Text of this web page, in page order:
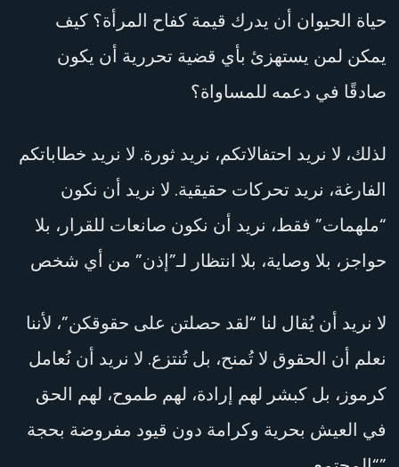
حياة الحيوان أن يدرك قيمة كفاح المرأة؟ كيف
يمكن لمن يستهزئ بأي قضية تحررية أن يكون
صادقًا في دعمه للمساواة؟
لذلك، لا نريد احتفالاتكم، نريد ثورة. لا نريد خطاباتكم
الفارغة، نريد تحركات حقيقية. لا نريد أن نكون
“ملهمات” فقط، نريد أن نكون صانعات للقرار، بلا
حواجز، بلا وصاية، بلا انتظار لـ”إذن” من أي شخص
لا نريد أن يُقال لنا “لقد حصلتن على حقوقكن”، لأننا
نعلم أن الحقوق لا تُمنح، بل تُنتزع. لا نريد أن نُعامل
كرموز، بل كبشر لهم إرادة، لهم طموح، لهم الحق
في العيش بحرية وكرامة دون قيود مفروضة بحجة